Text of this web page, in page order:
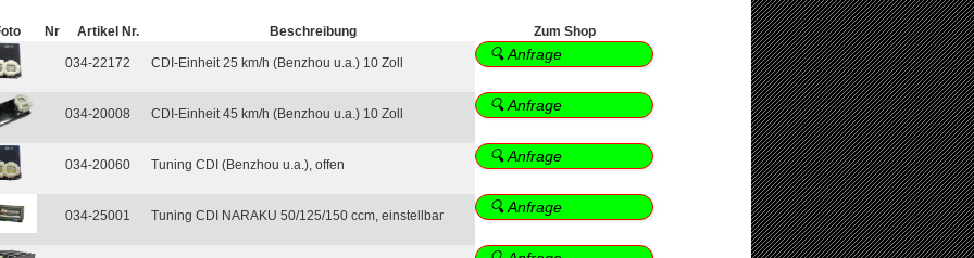
Nr Artikel Nr. Beschreibung Zum Shop
034-22172 CDI-Einheit 25 km/h (Benzhou u.a.) 10 Zoll 🔍 Anfrage
034-20008 CDI-Einheit 45 km/h (Benzhou u.a.) 10 Zoll 🔍 Anfrage
034-20060 Tuning CDI (Benzhou u.a.), offen 🔍 Anfrage
034-25001 Tuning CDI NARAKU 50/125/150 ccm, einstellbar 🔍 Anfrage